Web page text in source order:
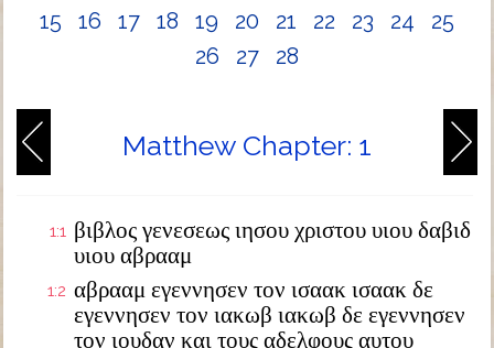
15
16 17 18 19 20 21 22 23 24
25
26
27 28
Matthew Chapter: 1
1:1 βιβλος γενεσεως ιησου χριστου υιου δαβιδ
υιου αβρααμ
1:2 αβρααμ εγεννησεν τον ισαακ ισαακ δε
εγεννησεν τον ιακωβ ιακωβ δε εγεννησεν
τον ιουδαν και τους αδελφους αυτου